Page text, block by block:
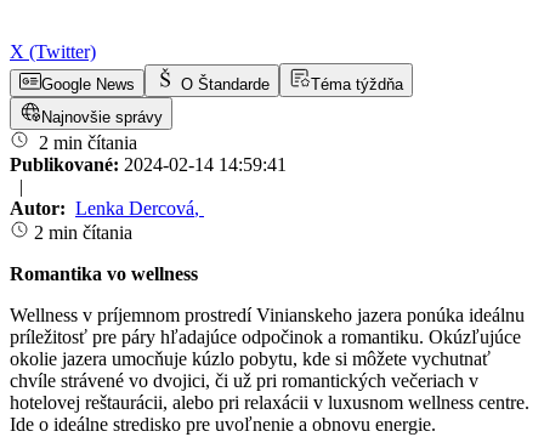
X (Twitter)
Google News O Štandarde
Téma týždňa
Najnovšie správy
2 min čítania
Publikované: 2024-02-14 14:59:41
|
Autor: Lenka Dercová,
2 min čítania
Romantika vo wellness
Wellness v príjemnom prostredí Vinianskeho jazera ponúka ideálnu
príležitosť pre páry hľadajúce odpočinok a romantiku. Okúzľujúce
okolie jazera umocňuje kúzlo pobytu, kde si môžete vychutnať
chvíle strávené vo dvojici, či už pri romantických večeriach v
hotelovej reštaurácii, alebo pri relaxácii v luxusnom wellness centre.
Ide o ideálne stredisko pre uvoľnenie a obnovu energie.